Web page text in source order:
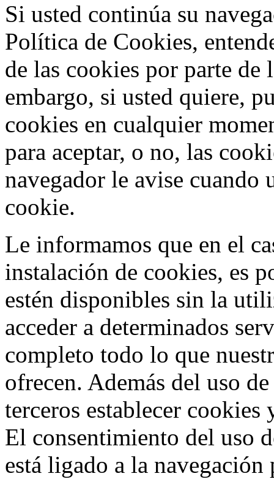
Si usted continúa su
Política de Cookies,
de las cookies por parte
embargo, si usted quiere,
cookies en cualquier
para aceptar, o no, las
navegador le avise cuando
cookie.
Le informamos que en el
instalación de cookies, es
estén disponibles sin la
acceder a determinados
completo todo lo que
ofrecen. Además del uso
terceros establecer cookies
El consentimiento del uso
está ligado a la navegación